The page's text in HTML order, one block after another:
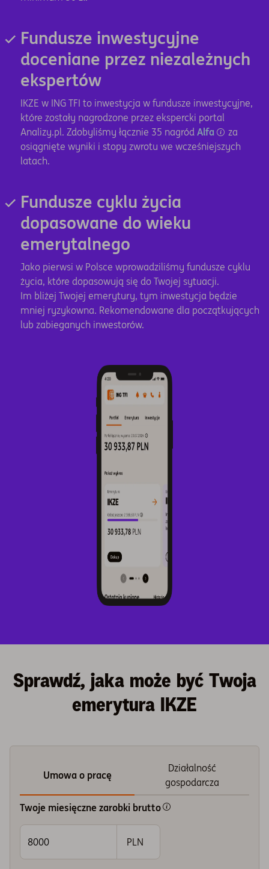
Fundusze inwestycyjne
doceniane przez niezależnych
ekspertów
IKZE w ING TFI to inwestycja w fundusze inwestycyjne,
które zostały nagrodzone przez ekspercki portal
Analizy.pl. Zdobyliśmy łącznie 35 nagród Alfa
za
osiągnięte wyniki i stopy zwrotu we wcześniejszych
latach.
Fundusze cyklu życia
dopasowane do wieku
emerytalnego
Jako pierwsi w Polsce wprowadziliśmy fundusze cyklu
życia, które dopasowują się do Twojej sytuacji.
Im bliżej Twojej emerytury, tym inwestycja będzie
mniej ryzykowna. Rekomendowane dla początkujących
lub zabieganych inwestorów.
Sprawdź, jaka może być Twoja
emerytura IKZE
Umowa o pracę
Działalność
gospodarcza
Twoje miesięczne zarobki brutto
PLN